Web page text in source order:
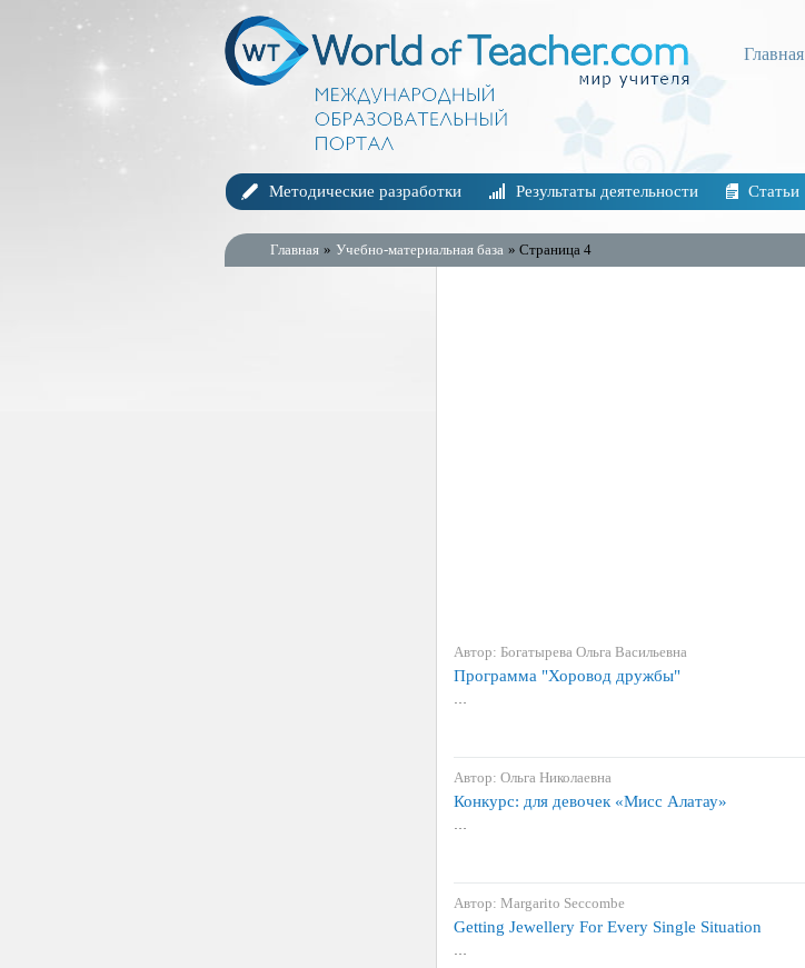
Главная
Методические разработки Результаты деятельности Статьи
Главная » Учебно-материальная база » Страница 4
Автор: Богатырева Ольга Васильевна
Программа "Хоровод дружбы"
…
Автор: Ольга Николаевна
Конкурс: для девочек «Мисс Алатау»
…
Автор: Margarito Seccombe
Getting Jewellery For Every Single Situation
…